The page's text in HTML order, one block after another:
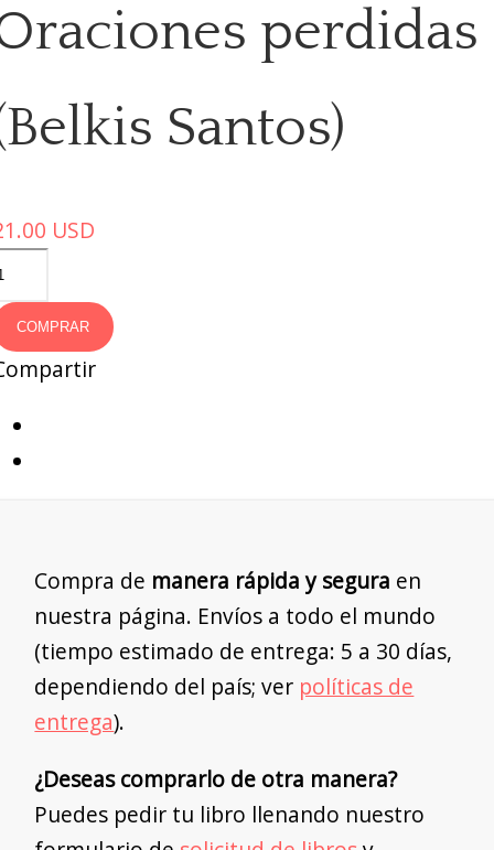
perdidas
Santos)
USD
COMPRAR
Compra de manera rápida y segura en
nuestra página. Envíos a todo el mundo
(tiempo estimado de entrega: 5 a 30 días,
dependiendo del país; ver políticas de
entrega).
¿Deseas comprarlo de otra manera?
Puedes pedir tu libro llenando nuestro